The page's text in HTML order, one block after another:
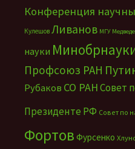
Конференция
Кулешов Ливанов МГУ
науки
Профсоюз РАН
Рубаков СО РАНСовет
Президенте РФ Совет по
Фортов Фурсенко